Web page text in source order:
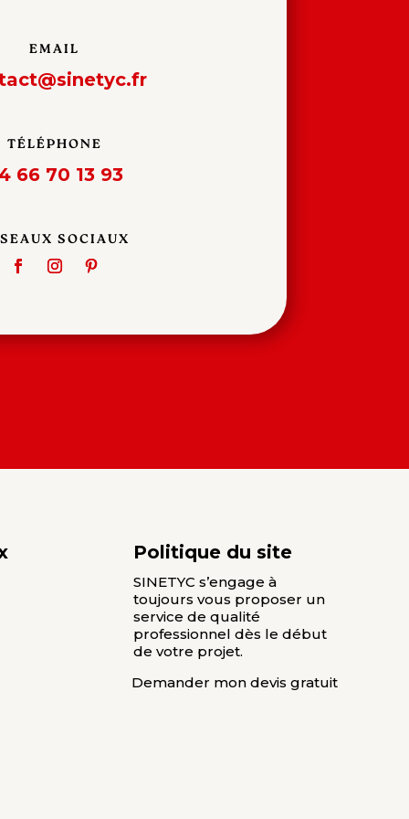
EMAIL
TÉLÉPHONE
66 70 13 93
SOCIAUX
Politique du site
SINETYC s’engage à
toujours vous proposer un
service de qualité
professionnel dès le début
de votre projet.
Demander mon devis gratuit